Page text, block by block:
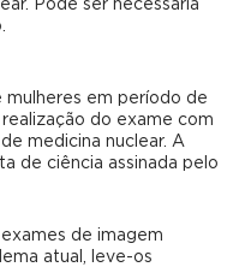
Pode ser necessária
mulheres em período de
do exame com
medicina nuclear. A
de ciência assinada pelo
de imagem
atual, leve-os